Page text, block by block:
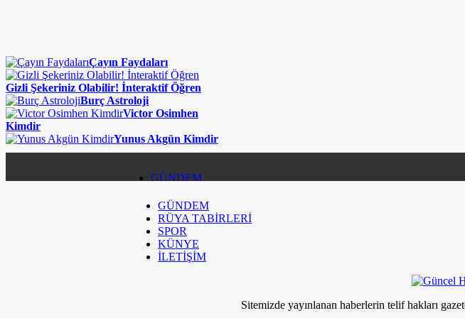
Çayın Faydaları
Gizli Şekeriniz Olabilir! İnteraktif Öğren
Burç Astroloji
Victor Osimhen
Kimdir
Yunus Akgün Kimdir
GÜNDEM
RÜYA TABİRLERİ
SPOR
KÜNYE
GÜNDEM
RÜYA TABİRLERİ
SPOR
KÜNYE
İLETİŞİM
Sitemizde yayınlanan haberlerin telif hakları